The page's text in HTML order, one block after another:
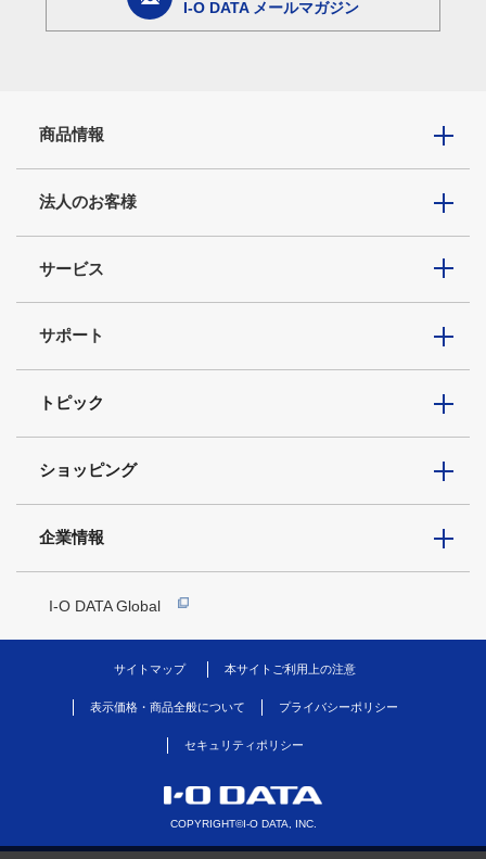
I-O DATA メールマガジン
商品情報
法人のお客様
サービス
サポート
トピック
ショッピング
企業情報
I-O DATA Global
サイトマップ 本サイトご利用上の注意
表示価格・商品全般について プライバシーポリシー
セキュリティポリシー
COPYRIGHT©I-O DATA, INC.